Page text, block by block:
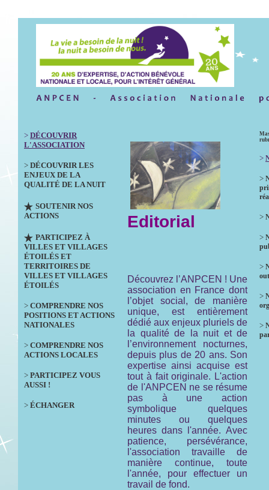
> DÉCOUVRIR
L'ASSOCIATION
> DÉCOUVRIR LES
ENJEUX DE LA
QUALITÉ DE LA NUIT
SOUTENIR NOS
ACTIONS
PARTICIPEZ À
VILLES ET VILLAGES
ÉTOILÉS ET
TERRITOIRES DE
VILLES ET VILLAGES
ÉTOILÉS
> COMPRENDRE NOS
POSITIONS ET ACTIONS
NATIONALES
> COMPRENDRE NOS
ACTIONS LOCALES
> PARTICIPEZ VOUS
AUSSI !
> ÉCHANGER
Editorial
Découvrez l’ANPCEN ! Une
association en France dont
l’objet social, de manière
unique, est entièrement
dédié aux enjeux pluriels de
la qualité de la nuit et de
l’environnement nocturnes,
depuis plus de 20 ans. Son
expertise ainsi acquise est
tout à fait originale. L'action
de l'ANPCEN ne se résume
pas à une action
symbolique quelques
minutes ou quelques
heures dans l'année. Avec
patience, persévérance,
l'association travaille de
manière continue, toute
l'année, pour effectuer un
travail de fond.
>
>
>
>
>
>
>